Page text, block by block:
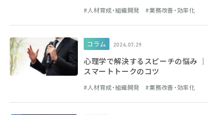
人材育成・組織開発 業務改善・効率化
コラム 2024.07.29
心理学で解決するスピーチの悩み │
スマートトークのコツ
人材育成・組織開発 業務改善・効率化